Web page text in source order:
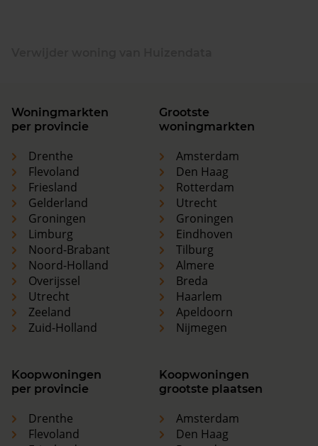
Woningmarkten
per provincie
Drenthe
Flevoland
Friesland
Gelderland
Groningen
Limburg
Noord-Brabant
Noord-Holland
Overijssel
Utrecht
Zeeland
Zuid-Holland
Grootste
woningmarkten
Amsterdam
Den Haag
Rotterdam
Utrecht
Groningen
Eindhoven
Tilburg
Almere
Breda
Haarlem
Apeldoorn
Nijmegen
Koopwoningen
per provincie
Drenthe
Flevoland
Koopwoningen
grootste plaatsen
Amsterdam
Den Haag